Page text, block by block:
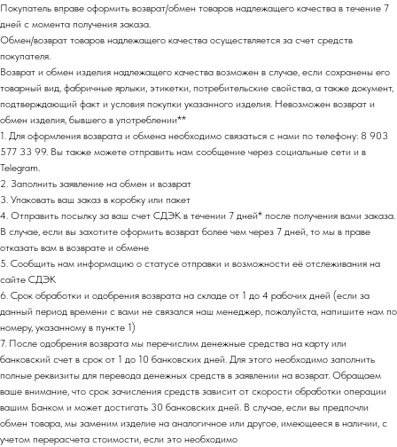
Покупатель вправе оформить возврат/обмен товаров надлежащего качества в течение 7
дней с момента получения заказа.
Обмен/возврат товаров надлежащего качества осуществляется за счет средств
покупателя.
Возврат и обмен изделия надлежащего качества возможен в случае, если сохранены его
товарный вид, фабричные ярлыки, этикетки, потребительские свойства, а также документ,
подтверждающий факт и условия покупки указанного изделия. Невозможен возврат и
обмен изделия, бывшего в употреблении**
1. Для оформления возврата и обмена необходимо связаться с нами по телефону: 8 903
577 33 99. Вы также можете отправить нам сообщение через социальные сети и в
Telegram.
2. Заполнить заявление на обмен и возврат
3. Упаковать ваш заказ в коробку или пакет
4. Отправить посылку за ваш счет СДЭК в течении 7 дней* после получения вами заказа.
В случае, если вы захотите оформить возврат более чем через 7 дней, то мы в праве
отказать вам в возврате и обмене
5. Сообщить нам информацию о статусе отправки и возможности её отслеживания на
сайте СДЭК
6. Срок обработки и одобрения возврата на складе от 1 до 4 рабочих дней (если за
данный период времени с вами не связался наш менеджер, пожалуйста, напишите нам по
номеру, указанному в пункте 1)
7. После одобрения возврата мы перечислим денежные средства на карту или
банковский счет в срок от 1 до 10 банковских дней. Для этого необходимо заполнить
полные реквизиты для перевода денежных средств в заявлении на возврат. Обращаем
ваше внимание, что срок зачисления средств зависит от скорости обработки операции
вашим Банком и может достигать 30 банковских дней. В случае, если вы предпочли
обмен товара, мы заменим изделие на аналогичное или другое, имеющееся в наличии, с
учетом перерасчета стоимости, если это необходимо
НАПИСАТЬ В TELEGRAM
НОВИНКИ ЭТОГО СЕЗОНА!